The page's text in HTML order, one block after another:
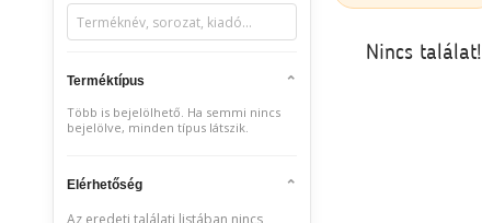
Terméktípus
Több is bejelölhető. Ha semmi nincs
bejelölve, minden típus látszik.
Elérhetőség
Az eredeti találati listában nincs
Nincs találat!